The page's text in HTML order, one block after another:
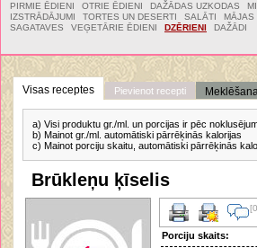
PIRMIE ĒDIENI OTRIE ĒDIENI DAŽĀDAS UZKODAS
IZSTRĀDĀJUMI
TORTES UN DESERTI SALĀTI
MĀJAS
SAGATAVES
VEĢETĀRIE ĒDIENI DZĒRIENI DAŽĀDI
Visas receptes Pievienot recepti Meklēšana
a) Visi produktu gr./ml. un porcijas ir pēc
b) Mainot gr./ml. automātiski pārrēķinās kalorijas
c) Mainot porciju skaitu, automātiski pārrēķinās
Brūkleņu ķīselis
Porciju skaits: